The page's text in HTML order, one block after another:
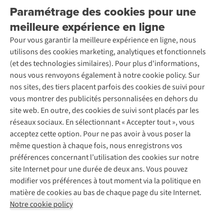
Paramétrage des cookies pour une
meilleure expérience en ligne
Pour vous garantir la meilleure expérience en ligne, nous
utilisons des cookies marketing, analytiques et fonctionnels
(et des technologies similaires). Pour plus d'informations,
nous vous renvoyons également à notre cookie policy. Sur
nos sites, des tiers placent parfois des cookies de suivi pour
vous montrer des publicités personnalisées en dehors du
site web. En outre, des cookies de suivi sont placés par les
réseaux sociaux. En sélectionnant « Accepter tout », vous
acceptez cette option. Pour ne pas avoir à vous poser la
même question à chaque fois, nous enregistrons vos
préférences concernant l’utilisation des cookies sur notre
site Internet pour une durée de deux ans. Vous pouvez
modifier vos préférences à tout moment via la politique en
matière de cookies au bas de chaque page du site Internet.
Notre cookie policy
Rétractation d'une commande
Entretien & réparations
Garantie
Contactez-nous
À propos d’Ayacucho
Nos magasins
À propos d’A.S.Adventure
Déclaration d'accessibilité
Location / Location sports d’hiver
Entretien de ski
Service de lavage
Entretien de chaussures
Réparation de chaussures
Réparation de vêtements
Retouches
Pour les entreprises
Découvrez
A.S.Magazine
Explore Camp
Gear Check
Expertise & conseils
Abonnez-vous à la newsletter
Suivez-nous
Mentions légales
Politique de confidentialité
Conditions générales
Cookie Policy
AS Adventure Luxemburg SA,